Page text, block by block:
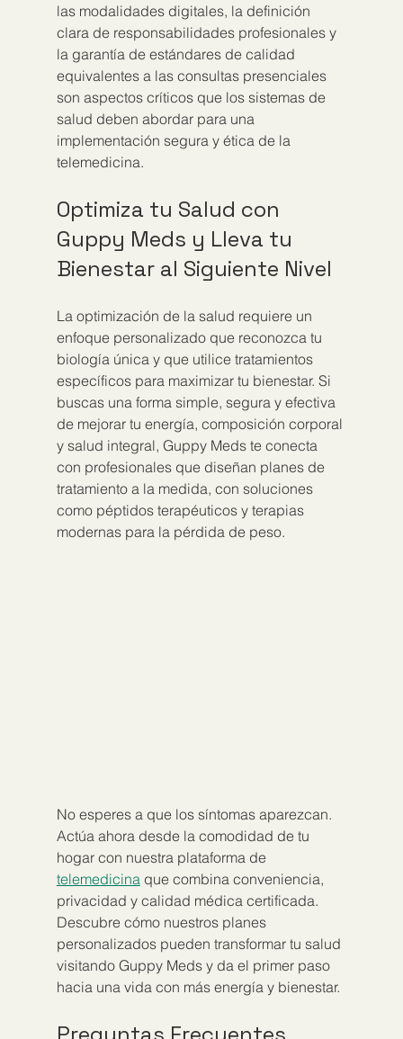
las modalidades digitales, la definición
clara de responsabilidades profesionales y
la garantía de estándares de calidad
equivalentes a las consultas presenciales
son aspectos críticos que los sistemas de
salud deben abordar para una
implementación segura y ética de la
telemedicina.
Optimiza tu Salud con
Guppy Meds y Lleva tu
Bienestar al Siguiente Nivel
La optimización de la salud requiere un
enfoque personalizado que reconozca tu
biología única y que utilice tratamientos
específicos para maximizar tu bienestar. Si
buscas una forma simple, segura y efectiva
de mejorar tu energía, composición corporal
y salud integral, Guppy Meds te conecta
con profesionales que diseñan planes de
tratamiento a la medida, con soluciones
como péptidos terapéuticos y terapias
modernas para la pérdida de peso.
No esperes a que los síntomas aparezcan.
Actúa ahora desde la comodidad de tu
hogar con nuestra plataforma de
telemedicina que combina conveniencia,
privacidad y calidad médica certificada.
Descubre cómo nuestros planes
personalizados pueden transformar tu salud
visitando Guppy Meds y da el primer paso
hacia una vida con más energía y bienestar.